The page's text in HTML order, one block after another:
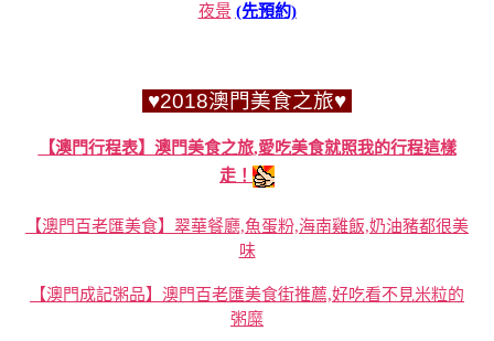
夜景 (先預約)
♥2018澳門美食之旅♥
【澳門行程表】澳門美食之旅,愛吃美食就照我的行程這樣
走！
【澳門百老匯美食】翠華餐廳,魚蛋粉,海南雞飯,奶油豬都很美
味
【澳門成記粥品】澳門百老匯美食街推薦,好吃看不見米粒的
粥糜